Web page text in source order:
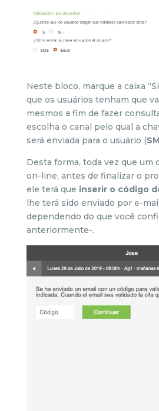
Neste bloco, marque a caixa
que os usuários tenham que
mesmos a fim de fazer
escolha o canal pelo qual a
será enviada para o usuário (
Desta forma, toda vez que um
on-line, antes de finalizar o
ele terá que inserir o código
lhe terá sido enviado por e-
dependendo do que você
anteriormente-.